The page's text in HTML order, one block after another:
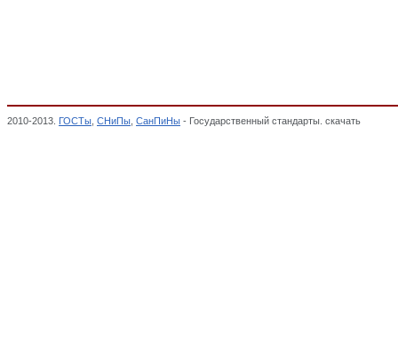
2010-2013. ГОСТы СНиПы СанПиНы - Государственный стандарты. скачать